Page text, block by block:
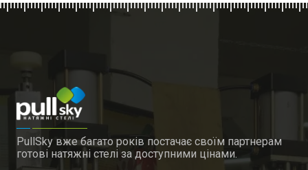
PullSky вже багато років постачає своїм партнерам
готові натяжні стелі за доступними цінами.